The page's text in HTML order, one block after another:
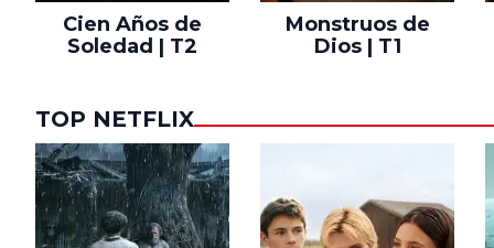
Cien Años de
Soledad | T2
Monstruos de
Dios | T1
TOP NETFLIX